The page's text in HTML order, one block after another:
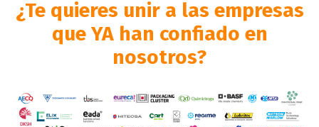
que YA han confiado en
nosotros?